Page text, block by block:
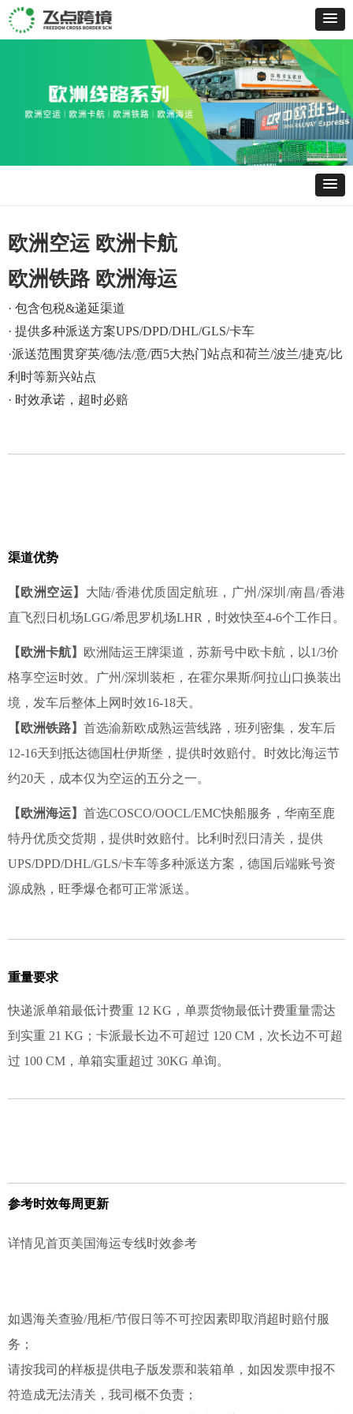
渠道优势
【欧洲空运】 大陆/香港优质固定航班，广州/深圳/南昌/香港
直飞烈日机场LGG/希思罗机场LHR，时效快至4-6个工作日。
【欧洲卡航】 欧洲陆运王牌渠道，苏新号中欧卡航，以1/3价
格享空运时效。广州/深圳装柜，在霍尔果斯/阿拉山口换装出
境，发车后整体上网时效16-18天。
【欧洲铁路】 首选渝新欧成熟运营线路，班列密集，发车后
12-16天到抵达德国杜伊斯堡，提供时效赔付。时效比海运节
约20天，成本仅为空运的五分之一。
【欧洲海运】 首选COSCO/OOCL/EMC快船服务，华南至鹿
特丹优质交货期，提供时效赔付。比利时烈日清关，提供
UPS/DPD/DHL/GLS/卡车等多种派送方案，德国后端账号资
源成熟，旺季爆仓都可正常派送。
欧洲空运 欧洲卡航
欧洲铁路 欧洲海运
· 包含包税&递延渠道
· 提供多种派送方案UPS/DPD/DHL/GLS/卡车
·派送范围贯穿英/德/法/意/西5大热门站点和荷兰/波兰/捷克/比
利时等新兴站点
· 时效承诺，超时必赔
参考时效每周更新
详情见首页美国海运专线时效参考
如遇海关查验/甩柜/节假日等不可控因素即取消超时赔付服
务；
请按我司的样板提供电子版发票和装箱单，如因发票申报不
符造成无法清关，我司概不负责；
重量要求
快递派单箱最低计费重 12 KG，单票货物最低计费重量需达
到实重 21 KG；卡派最长边不可超过 120 CM，次长边不可超
过 100 CM，单箱实重超过 30KG 单询。